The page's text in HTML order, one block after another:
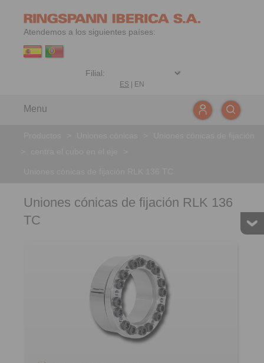
Atendemos a los siguientes países:
ES EN
Menu
Uniones cónicas de fijación RLK 136
TC